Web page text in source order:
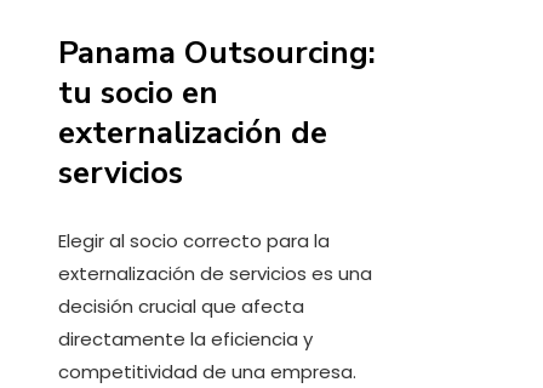
Panama Outsourcing:
tu socio en
externalización de
servicios
Elegir al socio correcto para la
externalización de servicios es una
decisión crucial que afecta
directamente la eficiencia y
competitividad de una empresa.